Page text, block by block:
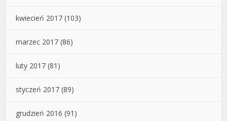
kwiecień 2017 (103)
marzec 2017 (86)
luty 2017 (81)
styczeń 2017 (89)
grudzień 2016 (91)